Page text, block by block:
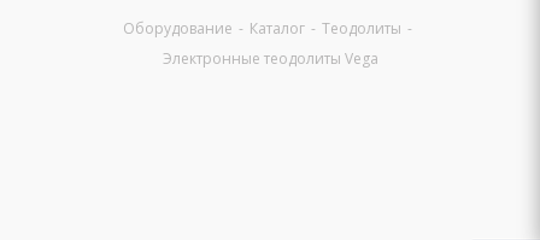
Оборудование - Каталог - Теодолиты -
Электронные теодолиты Vega